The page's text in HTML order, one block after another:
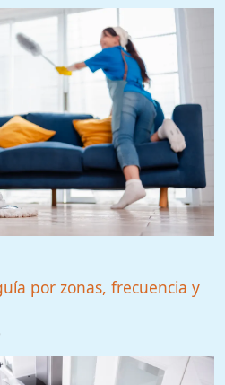
por zonas, frecuencia y